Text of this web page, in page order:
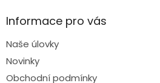
Informace pro vás
Naše úlovky
Novinky
Obchodní podmínky